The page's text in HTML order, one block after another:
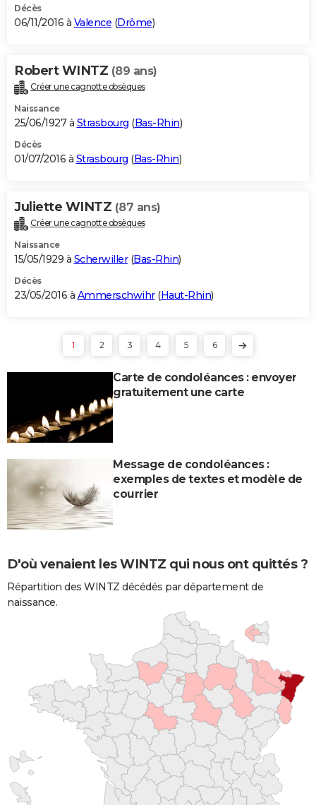
Décès
06/11/2016 à Valence (Drôme)
Robert WINTZ (89 ans)
Créer une cagnotte obsèques
Naissance
25/06/1927 à Strasbourg (Bas-Rhin)
Décès
01/07/2016 à Strasbourg (Bas-Rhin)
Juliette WINTZ (87 ans)
Créer une cagnotte obsèques
Naissance
15/05/1929 à Scherwiller(Bas-Rhin)
Décès
23/05/2016 à Ammerschwihr(Haut-Rhin)
1 2 3 4 5 6
Carte de condoléances : envoyer
gratuitement une carte
Message de condoléances :
exemples de textes et modèle de
courrier
D'où venaient les WINTZ qui nous ont quittés ?
Répartition des WINTZ décédés par département de
naissance.